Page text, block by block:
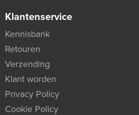
Klantenservice
Kennisbank
Retouren
Verzending
Klant worden
Privacy Policy
Cookie Policy